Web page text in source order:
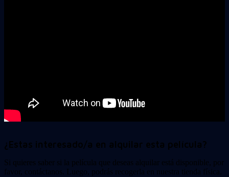
¿Estas interesado/a en alquilar esta película?
Si quieres saber si la película que deseas alquilar está disponible, por
favor, contáctanos. Luego, podrás recogerla en nuestra tienda física.